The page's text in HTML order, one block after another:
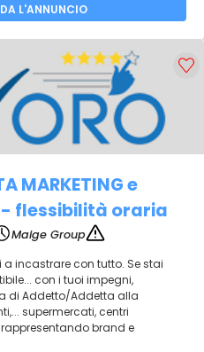
L'ANNUNCIO
MARKETING e
- flessibilità oraria
Maige Group
incastrare con tutto. Se stai
con i tuoi impegni,
di Addetto/Addetta alla
supermercati, centri
brand e